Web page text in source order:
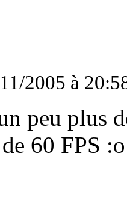
2005 à
peu plus
60 FPS :o